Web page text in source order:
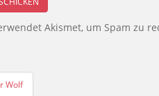
Akismet, um Spam zu
Wolf